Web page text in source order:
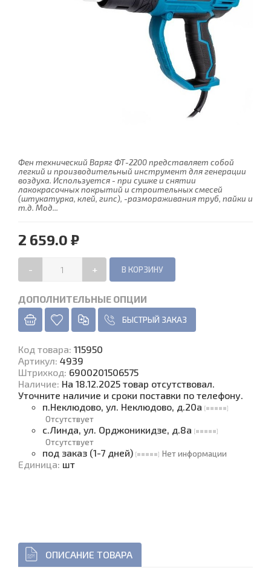
Фен технический Варяг ФТ-2200 представляет собой
легкий и производительный инструмент для генерации
воздуха. Используется - при сушке и снятии
лакокрасочных покрытий и строительных смесей
(штукатурка, клей, гипс), -размораживания труб, пайки и
т.д. Мод...
2 659.0 ₽
- +
ДОПОЛНИТЕЛЬНЫЕ ОПЦИИ
БЫСТРЫЙ ЗАКАЗ
Код товара: 115950
Артикул: 4939
Штрихкод: 6900201506575
Наличие: На 18.12.2025 товар отсутствовал.
Уточните наличие и сроки поставки по телефону.
п.Неклюдово, ул. Неклюдово, д.20а
Отсутствует
с.Линда, ул. Орджоникидзе, д.8а
Отсутствует
под заказ (1-7 дней) Нет информации
Единица: шт
ОПИСАНИЕ ТОВАРА